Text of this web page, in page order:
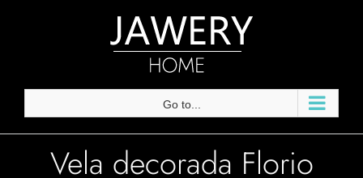
Go to...
Vela decorada Florio